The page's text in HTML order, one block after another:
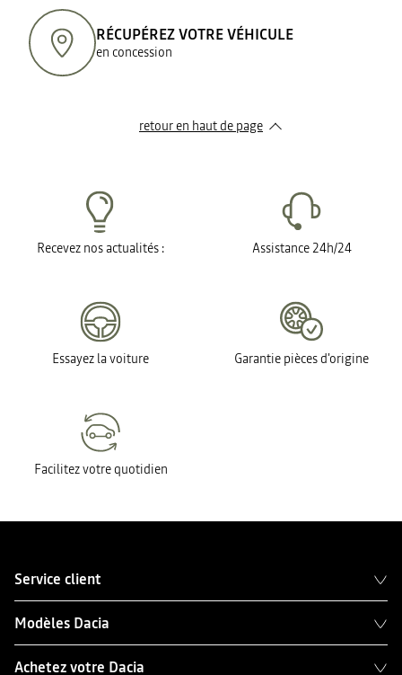
RÉCUPÉREZ VOTRE VÉHICULE
en concession
retour en haut de page​
Recevez nos actualités : Assistance 24h/24
Essayez la voiture Garantie pièces d'origine
Facilitez votre quotidien
Service client
Modèles Dacia
Achetez votre Dacia